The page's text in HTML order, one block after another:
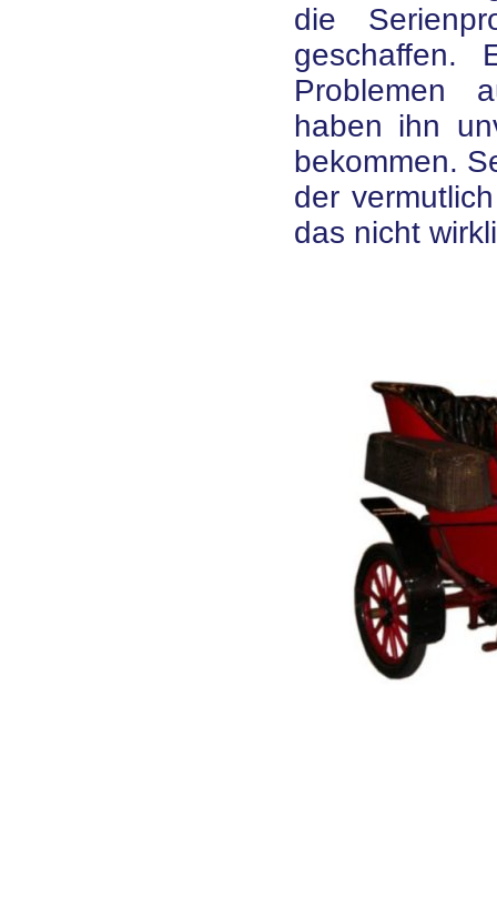
die
geschaffen.
Problemen
haben ihn
bekommen.
der
das nicht